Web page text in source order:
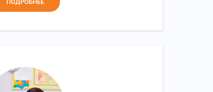
ПОДРОБНЕЕ